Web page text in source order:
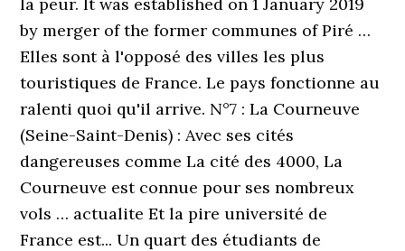
by merger of the former communes of Piré …
Elles sont à l'opposé des villes les plus
touristiques de France. Le pays fonctionne au
ralenti quoi qu'il arrive. N°7 : La Courneuve
(Seine-Saint-Denis) : Avec ses cités
dangereuses comme La cité des 4000, La
Courneuve est connue pour ses nombreux
vols … actualite Et la pire université de
France est... Un quart des étudiants de